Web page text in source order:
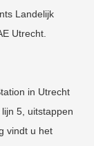
Landelijk
Utrecht.
in Utrecht
5, uitstappen
vindt u het